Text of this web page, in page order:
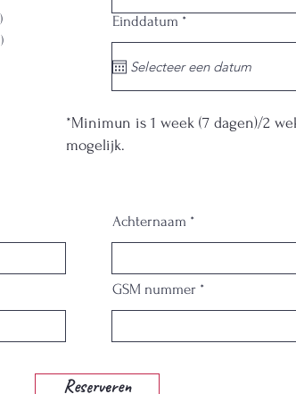
r
d
Einddatum *r
u
r
d
*Minimun is 1 week (7 dagen)/2
mogelijk.
Achternaam
GSM nummer
Reserveren